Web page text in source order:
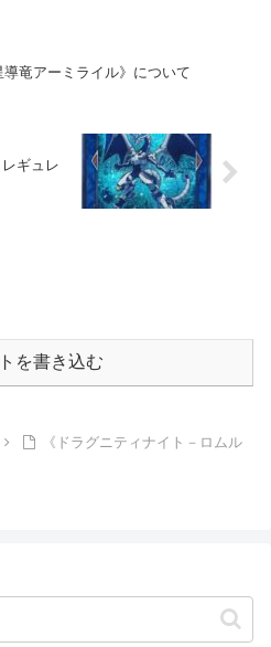
導竜アーミライル》について
ギュレ
を書き込む
《ドラグニティナイト－ロムル